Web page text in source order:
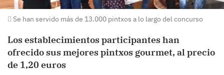
Se han servido más de 13.000 pintxos a lo largo del concurso
Los establecimientos participantes han
ofrecido sus mejores pintxos gourmet, al precio
de 1,20 euros